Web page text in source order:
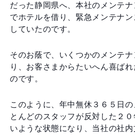
だった静岡県へ、本社のメンテ
でホテルを借り、緊急メンテナ
していたのです。
そのお蔭で、いくつかのメンテ
り、お客さまからたいへん喜ば
のです。
このように、年中無休３６５日
とんどのスタッフが反対した２
いような状態になり、当社の社